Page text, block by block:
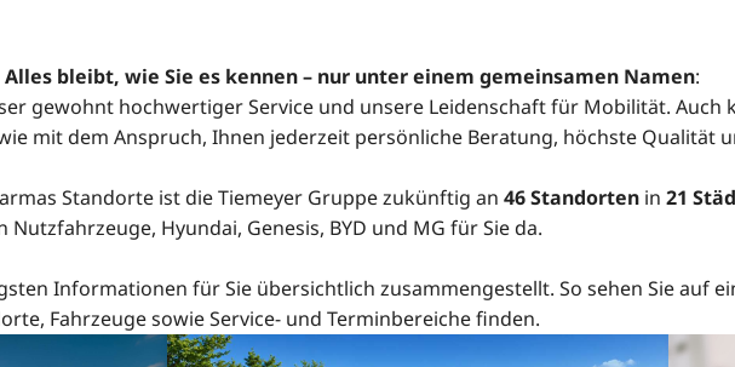
Alles bleibt, wie Sie es kennen – nur unter einem gemeinsamen Namen:
gewohnt hochwertiger Service und unsere Leidenschaft für Mobilität.
mit dem Anspruch, Ihnen jederzeit persönliche Beratung, höchste Qualität
Standorte ist die Tiemeyer Gruppe zukünftig an 46 Standortenin 21
Nutzfahrzeuge, Hyundai, Genesis, BYD und MG für Sie da.
Informationen für Sie übersichtlich zusammengestellt. So sehen Sie auf
Fahrzeuge sowie Service- und Terminbereiche finden.